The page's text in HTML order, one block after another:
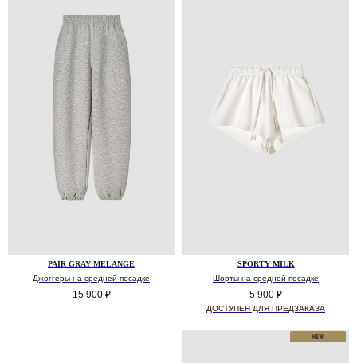
PAIR GRAY MELANGE
Джоггеры на средней посадке
15 900 ₽
SPORTY MILK
Шорты на средней посадке
5 900 ₽